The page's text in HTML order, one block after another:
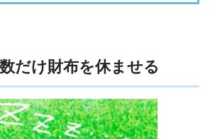
だけ財布を休ませる